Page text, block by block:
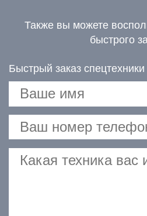
Также вы можете
быстрого
Быстрый заказ спецтехники